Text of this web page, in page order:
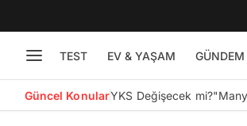
TEST EV & YAŞAM GÜNDEM
Güncel KonularYKS Değişecek mi?